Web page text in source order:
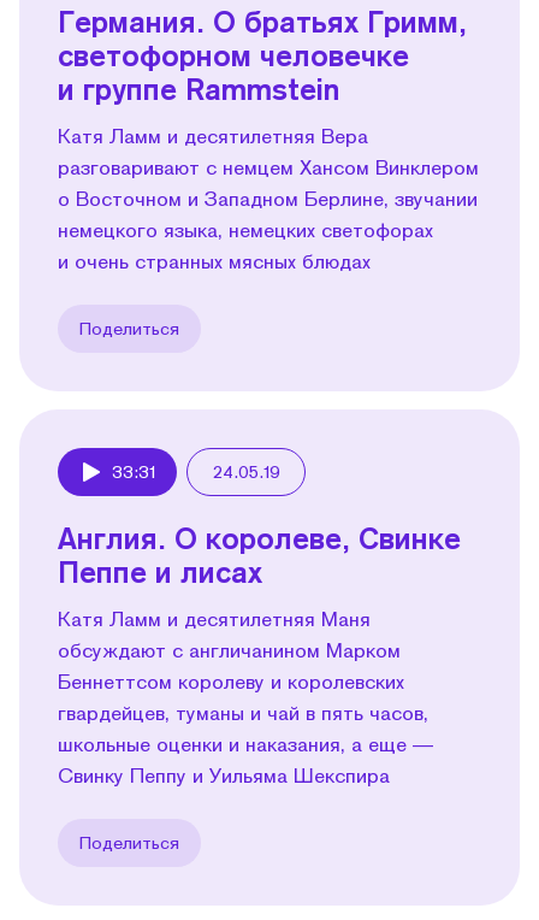
Германия. О братьях Гримм,
светофорном человечке
и группе Rammstein
Катя Ламм и десятилетняя Вера
разговаривают с немцем Хансом Винклером
о Восточном и Западном Берлине, звучании
немецкого языка, немецких светофорах
и очень странных мясных блюдах
Поделиться
33:31 24.05.19
Англия. О королеве, Cвинке
Пеппе и лисах
Катя Ламм и десятилетняя Маня
обсуждают с англичанином Марком
Беннеттсом королеву и королевских
гвардейцев, туманы и чай в пять часов,
школьные оценки и наказания, а еще —
Свинку Пеппу и Уильяма Шекспира
Поделиться